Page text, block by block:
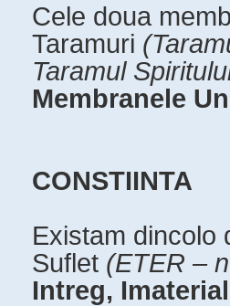
Cele doua
Taramuri
Taramul
Membranele
CONSTIINTA
Existam dincolo
Suflet (ETER –
Intreg,